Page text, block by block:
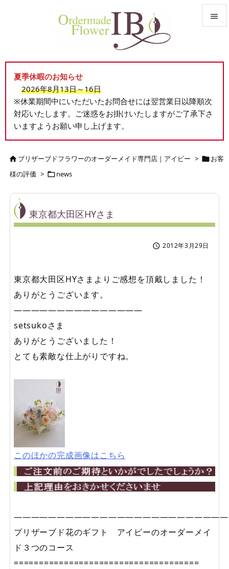


前へ

検索
夏季休暇のお知らせ
2026年8月13日～16日
※休業期間中にいただいたお問合せには翌営業日以降順次
対応いたします。ご迷惑をお掛けいたしますがご了承下さ
いますようお願い申し上げます。
ブリザーブドフラワーのオーダーメイド専門店｜アイビー > お客
様の評価 > news
東京都大田区HYさま
 2012年3月29日
東京都大田区HYさまよりご感想を頂戴しました！
ありがとうございます。
———————————————
setsukoさま
ありがとうございました！
とても素敵な仕上がりですね。
このほかの完成画像はこちら
—————————————————————————
プリザーブド花のギフト アイビーのオーダーメイ
ド３つのコース
=====================================